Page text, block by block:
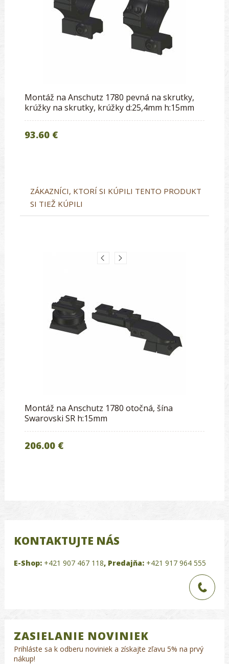
Montáž na Anschutz 1780 pevná na skrutky,
krúžky na skrutky, krúžky d:25,4mm h:15mm
93.60 €
ZÁKAZNÍCI, KTORÍ SI KÚPILI TENTO PRODUKT
SI TIEŽ KÚPILI
Montáž na Anschutz 1780 otočná, šína
Swarovski SR h:15mm
206.00 €
KONTAKTUJTE NÁS
E-Shop: +421 907 467 118, Predajňa: +421 917 964 555
ZASIELANIE NOVINIEK
Prihláste sa k odberu noviniek a získajte zľavu 5% na prvý
nákup!